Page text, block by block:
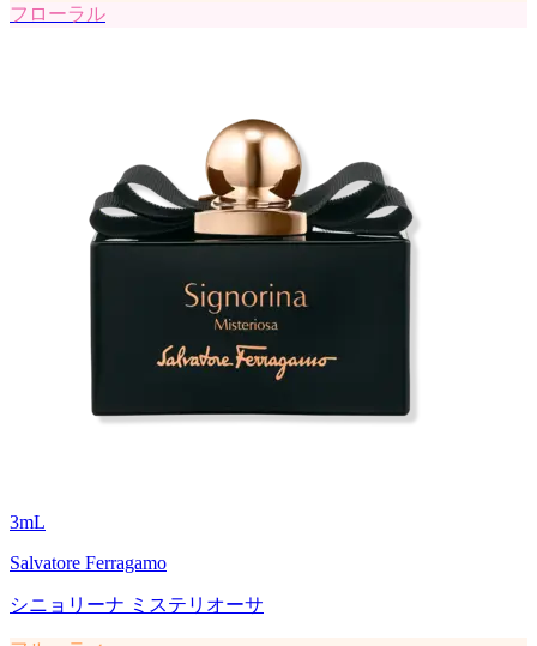
フローラル
3mL
Salvatore Ferragamo
シニョリーナ ミステリオーサ